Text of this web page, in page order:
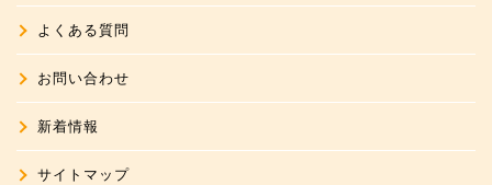
よくある質問
お問い合わせ
新着情報
サイトマップ